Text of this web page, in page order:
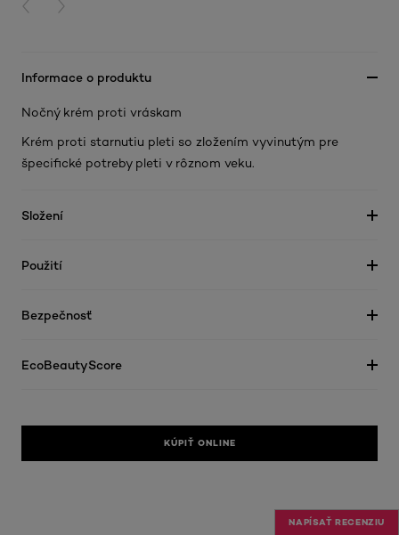
PREVIOUS CARD
NEXT CARD
Informace o produktu
Nočný krém proti vráskam
Krém proti starnutiu pleti so zložením vyvinutým pre
špecifické potreby pleti v rôznom veku.
Složení
Použití
Bezpečnosť
EcoBeautyScore
KÚPIŤ ONLINE
NAPÍSAŤ RECENZIU